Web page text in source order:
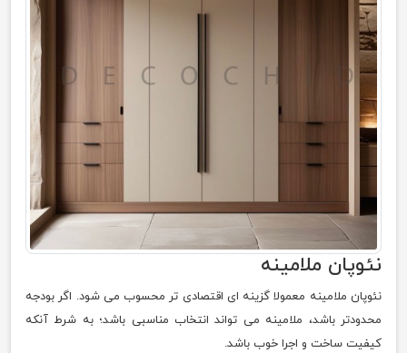
نئوپان ملامینه
نئوپان ملامینه معمولا گزینه ای اقتصادی تر محسوب می شود. اگر بودجه
محدودتر باشد، ملامینه می تواند انتخاب مناسبی باشد؛ به شرط آنکه
کیفیت ساخت و اجرا خوب باشد.